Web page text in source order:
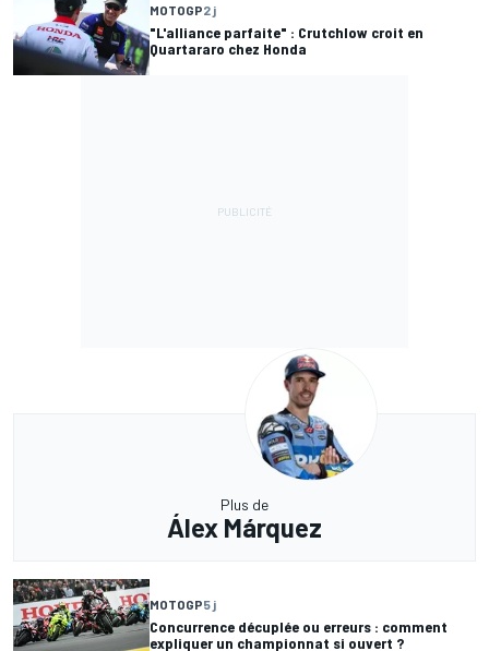
MOTOGP2 j
"L'alliance parfaite" : Crutchlow croit en
Quartararo chez Honda
Plus de
Álex Márquez
MOTOGP5 j
Concurrence décuplée ou erreurs : comment
expliquer un championnat si ouvert ?